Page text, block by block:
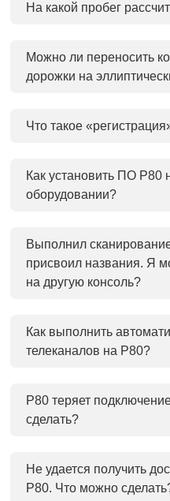
На какой пробег
Можно ли переносить
дорожки на
Что такое
Как установить ПО
оборудовании?
Выполнил
присвоил названия. Я
на другую консоль?
Как выполнить
телеканалов на P80?
P80 теряет
сделать?
Не удается получить
P80. Что можно